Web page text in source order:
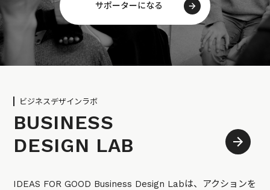
サポーターになる
ビジネスデザインラボ
BUSINESS
DESIGN LAB
IDEAS FOR GOOD Business Design Labは、アクションを